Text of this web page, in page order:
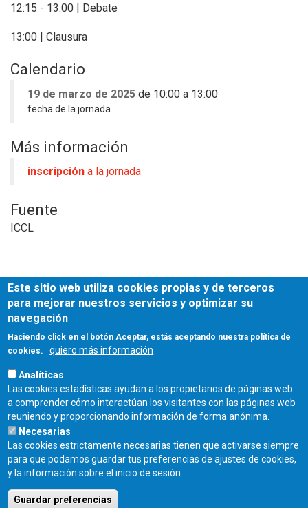
12:15 - 13:00 | Debate
13:00 | Clausura
Calendario
19 de marzo de 2025 de 10:00 a 13:00
fecha de la jornada
Más información
inscripción a la jornada
Fuente
ICCL
Fecha de publicación:
Jueves, 6 Marzo, 2025
Este sitio web utiliza cookies propias y de terceros
para mejorar nuestros servicios y optimizar su
navegación
Haciendo click en el botón Aceptar, estás aceptando nuestra política de
cookies.
quiero más información
Analíticas
Las cookies estadísticas ayudan a los propietarios de páginas web
a comprender cómo interactúan los visitantes con las páginas web
reuniendo y proporcionando información de forma anónima.
Necesarias
Las cookies estrictamente necesarias tienen que activarse siempre
para que podamos guardar tus preferencias de ajustes de cookies,
y la información sobre el inicio de sesión.
Guardar preferencias